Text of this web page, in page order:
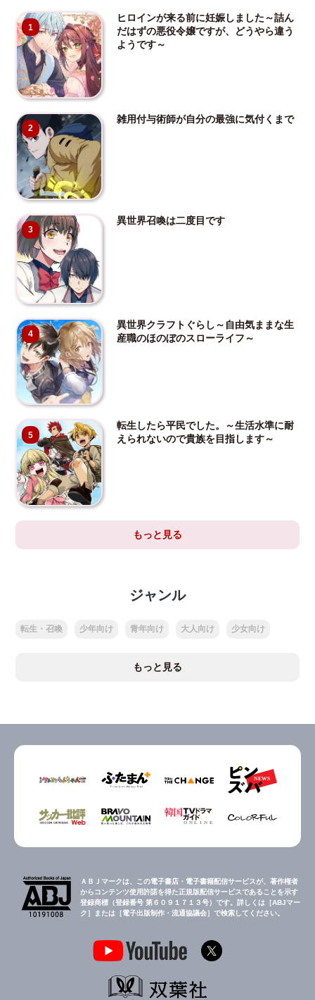
1
ヒロインが来る前に妊娠しました～詰ん
だはずの悪役令嬢ですが、どうやら違う
ようです～
2
雑用付与術師が自分の最強に気付くまで
3
異世界召喚は二度目です
4
異世界クラフトぐらし～自由気ままな生
産職のほのぼのスローライフ～
5
転生したら平民でした。～生活水準に耐
えられないので貴族を目指します～
もっと見る
ジャンル
転生・召喚 少年向け 青年向け 大人向け 少女向け
もっと見る
ＡＢＪマークは、この電子書店・電子書籍配信サービスが、著作権者
からコンテンツ使用許諾を得た正規版配信サービスであることを示す
登録商標（登録番号 第６０９１７１３号）です。詳しくは［ABJマー
ク］または［電子出版制作・流通協議会］で検索してください。